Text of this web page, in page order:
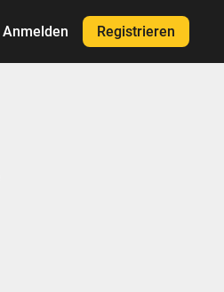
Anmelden Registrieren